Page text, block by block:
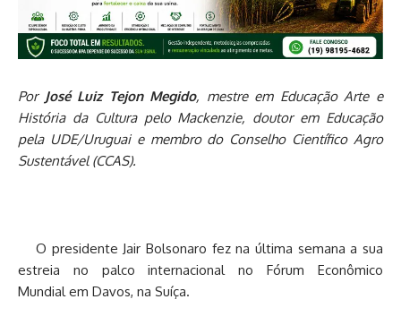
Por José Luiz Tejon Megido, mestre em Educação Arte e
História da Cultura pelo Mackenzie, doutor em Educação
pela UDE/Uruguai e membro do Conselho Científico Agro
Sustentável (CCAS).
O presidente Jair Bolsonaro fez na última semana a sua
estreia no palco internacional no Fórum Econômico
Mundial em Davos, na Suíça.